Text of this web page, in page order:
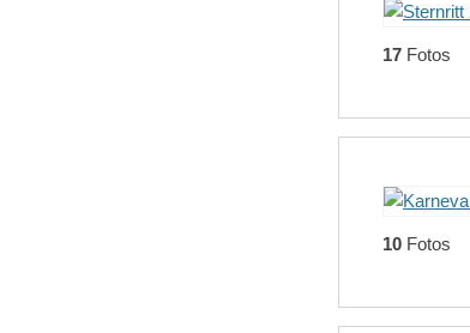
17 Fotos
10 Fotos